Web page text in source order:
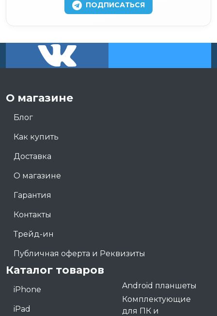
ПОДПИСАТЬСЯ
О магазине
Блог
Как купить
Доставка
О магазине
Гарантия
Контакты
Трейд-ин
Публичная оферта и Реквизиты
Каталог товаров
iPhone
iPad
Android планшеты
Комплектующие
для ПК и